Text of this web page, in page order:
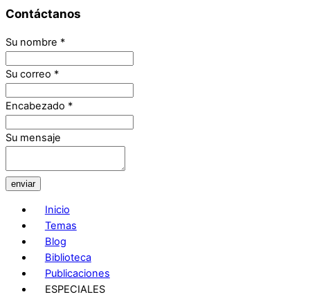
Contáctanos
Su nombre *
Su correo *
Encabezado *
Su mensaje
enviar
Inicio
Temas
Blog
Biblioteca
Publicaciones
ESPECIALES